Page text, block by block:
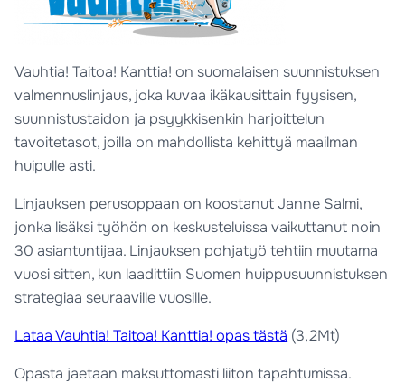
Vauhtia! Taitoa! Kanttia! on suomalaisen suunnistuksen
valmennuslinjaus, joka kuvaa ikäkausittain fyysisen,
suunnistustaidon ja psyykkisenkin harjoittelun
tavoitetasot, joilla on mahdollista kehittyä maailman
huipulle asti.
Linjauksen perusoppaan on koostanut Janne Salmi,
jonka lisäksi työhön on keskusteluissa vaikuttanut noin
30 asiantuntijaa. Linjauksen pohjatyö tehtiin muutama
vuosi sitten, kun laadittiin Suomen huippusuunnistuksen
strategiaa seuraaville vuosille.
Lataa Vauhtia! Taitoa! Kanttia! opas tästä (3,2Mt)
Opasta jaetaan maksuttomasti liiton tapahtumissa.